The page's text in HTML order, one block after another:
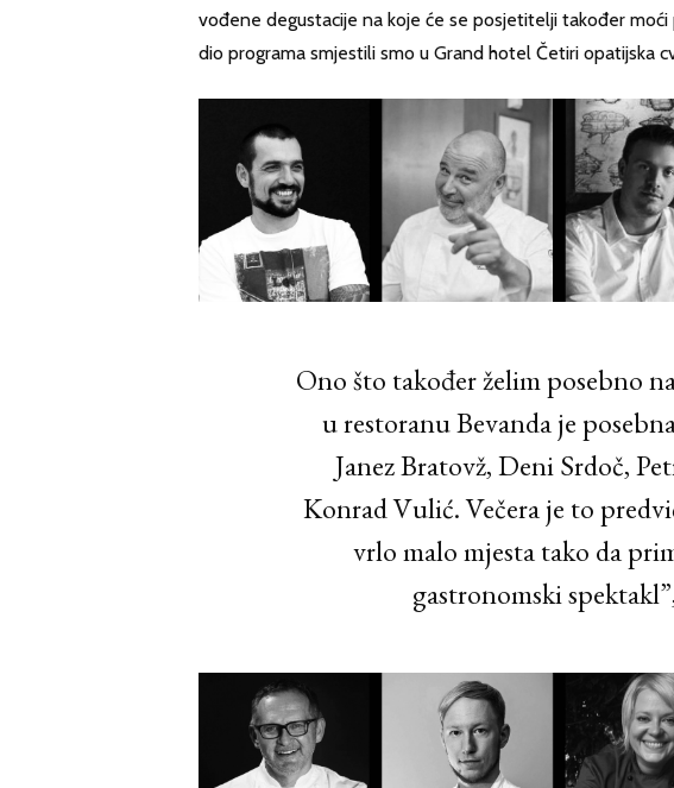
vođene degustacije na koje će se posjetitelji također
dio programa smjestili smo u Grand hotel Četiri opatijska
Ono što također želim posebno
u restoranu Bevanda je
Janez Bratovž, Deni Srdoč,
Konrad Vulić. Večera je to
vrlo malo mjesta tako da
gastronomski